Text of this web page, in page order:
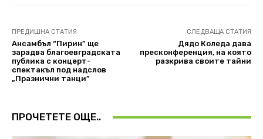
ПРЕДИШНА СТАТИЯ
Ансамбъл “Пирин” ще
зарадва благоевградската
публика с концерт-
спектакъл под надслов
„Празнични танци”
СЛЕДВАЩА СТАТИЯ
Дядо Коледа дава
пресконференция, на която
разкрива своите тайни
ПРОЧЕТЕТЕ ОЩЕ..